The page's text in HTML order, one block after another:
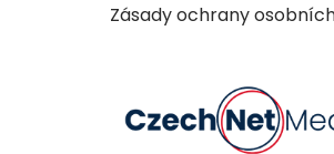
Zásady ochrany